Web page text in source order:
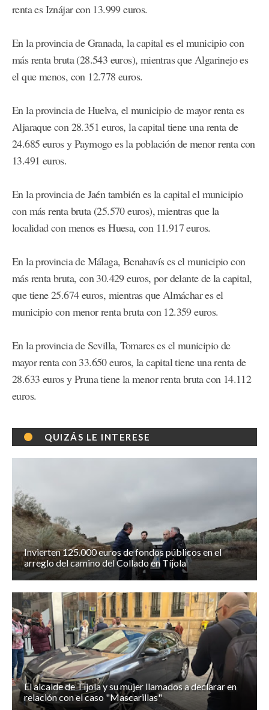
renta es Iznájar con 13.999 euros.
En la provincia de Granada, la capital es el municipio con
más renta bruta (28.543 euros), mientras que Algarinejo es
el que menos, con 12.778 euros.
En la provincia de Huelva, el municipio de mayor renta es
Aljaraque con 28.351 euros, la capital tiene una renta de
24.685 euros y Paymogo es la población de menor renta con
13.491 euros.
En la provincia de Jaén también es la capital el municipio
con más renta bruta (25.570 euros), mientras que la
localidad con menos es Huesa, con 11.917 euros.
En la provincia de Málaga, Benahavís es el municipio con
más renta bruta, con 30.429 euros, por delante de la capital,
que tiene 25.674 euros, mientras que Almáchar es el
municipio con menor renta bruta con 12.359 euros.
En la provincia de Sevilla, Tomares es el municipio de
mayor renta con 33.650 euros, la capital tiene una renta de
28.633 euros y Pruna tiene la menor renta bruta con 14.112
euros.
QUIZÁS LE INTERESE
Invierten 125.000 euros de fondos públicos en el
arreglo del camino del Collado en Tíjola
El alcalde de Tíjola y su mujer llamados a declarar en
relación con el caso "Mascarillas"